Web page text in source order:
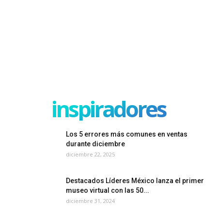
inspiradores
Los 5 errores más comunes en ventas
durante diciembre
diciembre 22, 2025
Destacados Líderes México lanza el primer
museo virtual con las 50...
diciembre 31, 2024